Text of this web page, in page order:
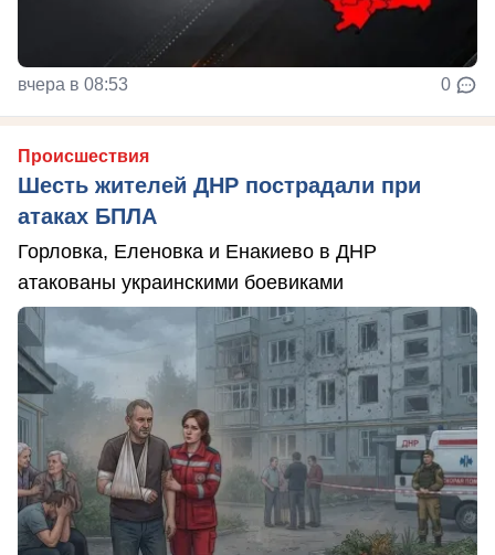
вчера в 08:53 0
Происшествия
Шесть жителей ДНР пострадали при
атаках БПЛА
Горловка, Еленовка и Енакиево в ДНР
атакованы украинскими боевиками